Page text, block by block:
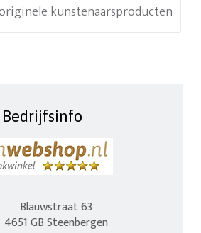
kunstenaarsproducten
Bedrijfsinfo
Blauwstraat 63
4651 GB Steenbergen